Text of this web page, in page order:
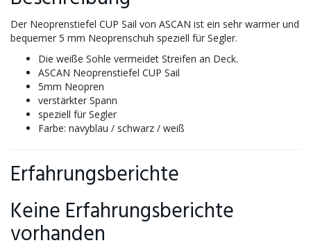
Der Neoprenstiefel CUP Sail von ASCAN ist ein sehr warmer und
bequemer 5 mm Neoprenschuh speziell für Segler.
Die weiße Sohle vermeidet Streifen an Deck.
ASCAN Neoprenstiefel CUP Sail
5mm Neopren
verstärkter Spann
speziell für Segler
Farbe: navyblau / schwarz / weiß
Erfahrungsberichte
Keine Erfahrungsberichte
vorhanden